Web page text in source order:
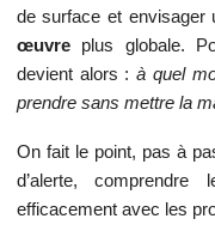
de surface et envisager
œuvreplus globale.
devient alors :à quel
prendre sans mettre la
On fait le point, pas à
d’alerte,
efficacement avec les